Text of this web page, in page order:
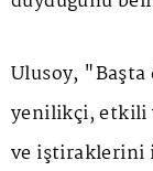
Ulusoy,
yenilikçi, etkili
ve iştiraklerini